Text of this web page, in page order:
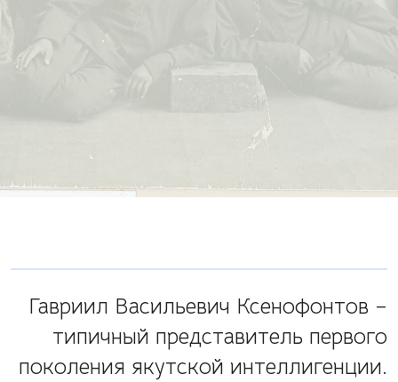
Гавриил Васильевич Ксенофонтов –
типичный представитель первого
поколения якутской интеллигенции.